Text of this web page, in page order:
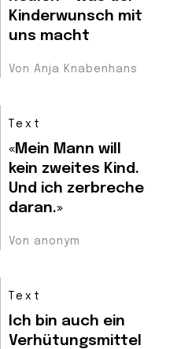
Kinderwunsch mit
uns macht
Von Anja Knabenhans
Text
«Mein Mann will
kein zweites Kind.
Und ich zerbreche
daran.»
Von anonym
Text
Ich bin auch ein
Verhütungsmittel